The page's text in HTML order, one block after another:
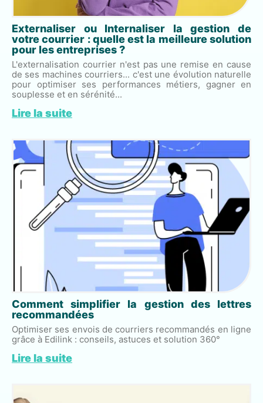
Externaliser ou Internaliser la gestion de
votre courrier : quelle est la meilleure solution
pour les entreprises ?
L'externalisation courrier n'est pas une remise en cause
de ses machines courriers... c'est une évolution naturelle
pour optimiser ses performances métiers, gagner en
souplesse et en sérénité...
Lire la suite
Comment simplifier la gestion des lettres
recommandées
Optimiser ses envois de courriers recommandés en ligne
grâce à Edilink : conseils, astuces et solution 360°
Lire la suite